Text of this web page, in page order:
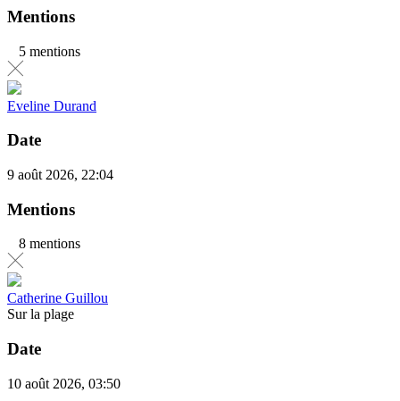
Mentions
5 mentions
Eveline Durand
Date
9 août 2026, 22:04
Mentions
8 mentions
Catherine Guillou
Sur la plage
Date
10 août 2026, 03:50